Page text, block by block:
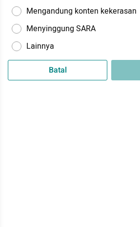
Mengandung konten kekerasan
Menyinggung SARA
Lainnya
Batal